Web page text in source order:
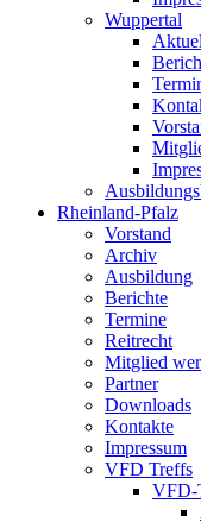
Wuppertal
Rheinland-Pfalz
Vorstand
Archiv
Ausbildung
Berichte
Termine
Reitrecht
Mitglied
Partner
Downloads
Kontakte
Impressum
VFD Treffs
VFD-